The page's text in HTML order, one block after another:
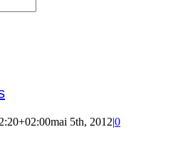
mai 5th, 2012|0